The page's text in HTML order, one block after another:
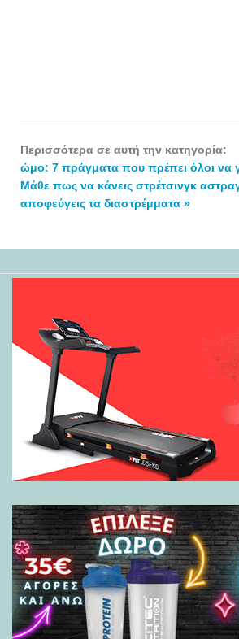
Περισσότερα σε αυτή την κατηγορία:
ώμο: 7 πράγματα που πρέπει όλοι να
Μάθε πως να κάνεις στρέτσινγκ
αποφεύγεις τα διαστρέμματα »